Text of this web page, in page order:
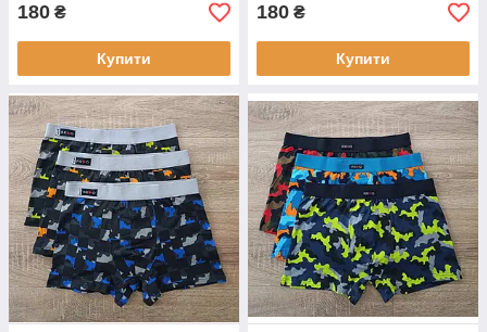
180 ₴
Купити
180 ₴
Купити